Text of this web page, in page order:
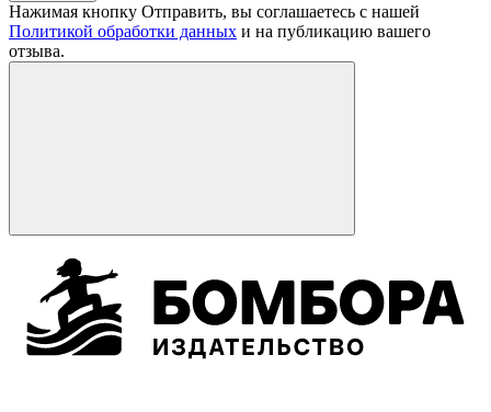
Нажимая кнопку Отправить, вы соглашаетесь с нашей
Политикой обработки данных и на публикацию вашего
отзыва.